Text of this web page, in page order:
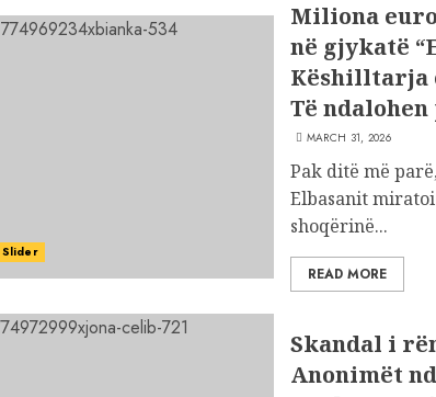
Slider
Miliona
në gjykatë
Këshilltarja
Të ndalohen
MARCH 31, 2026
Pak ditë më
Elbasanit
shoqërinë...
READ MORE
Skandal i
Anonimët